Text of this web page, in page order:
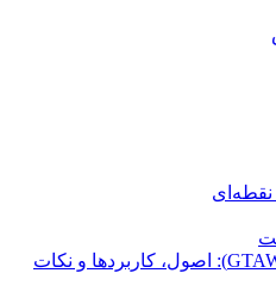
جوش آرگون (GTAW/TIG): اصول، کاربردها و نکات